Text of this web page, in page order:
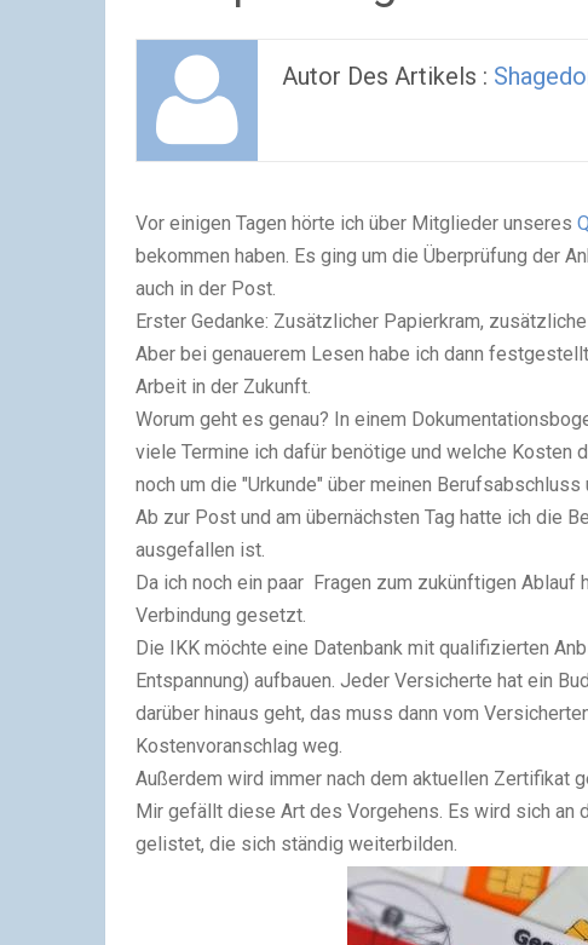
Autor Des Artikels :
Vor einigen Tagen hörte ich über Mitglieder unseres
bekommen haben. Es ging um die Überprüfung der
auch in der Post.
Erster Gedanke: Zusätzlicher Papierkram,
Aber bei genauerem Lesen habe ich dann
Arbeit in der Zukunft.
Worum geht es genau? In einem
viele Termine ich dafür benötige und welche Kosten
noch um die "Urkunde" über meinen
Ab zur Post und am übernächsten Tag hatte ich die
ausgefallen ist.
Da ich noch ein paar Fragen zum zukünftigen
Verbindung gesetzt.
Die IKK möchte eine Datenbank mit qualifizierten
Entspannung) aufbauen. Jeder Versicherte hat ein
darüber hinaus geht, das muss dann vom
Kostenvoranschlag weg.
Außerdem wird immer nach dem aktuellen Zertifikat
Mir gefällt diese Art des Vorgehens. Es wird sich an
gelistet, die sich ständig weiterbilden.